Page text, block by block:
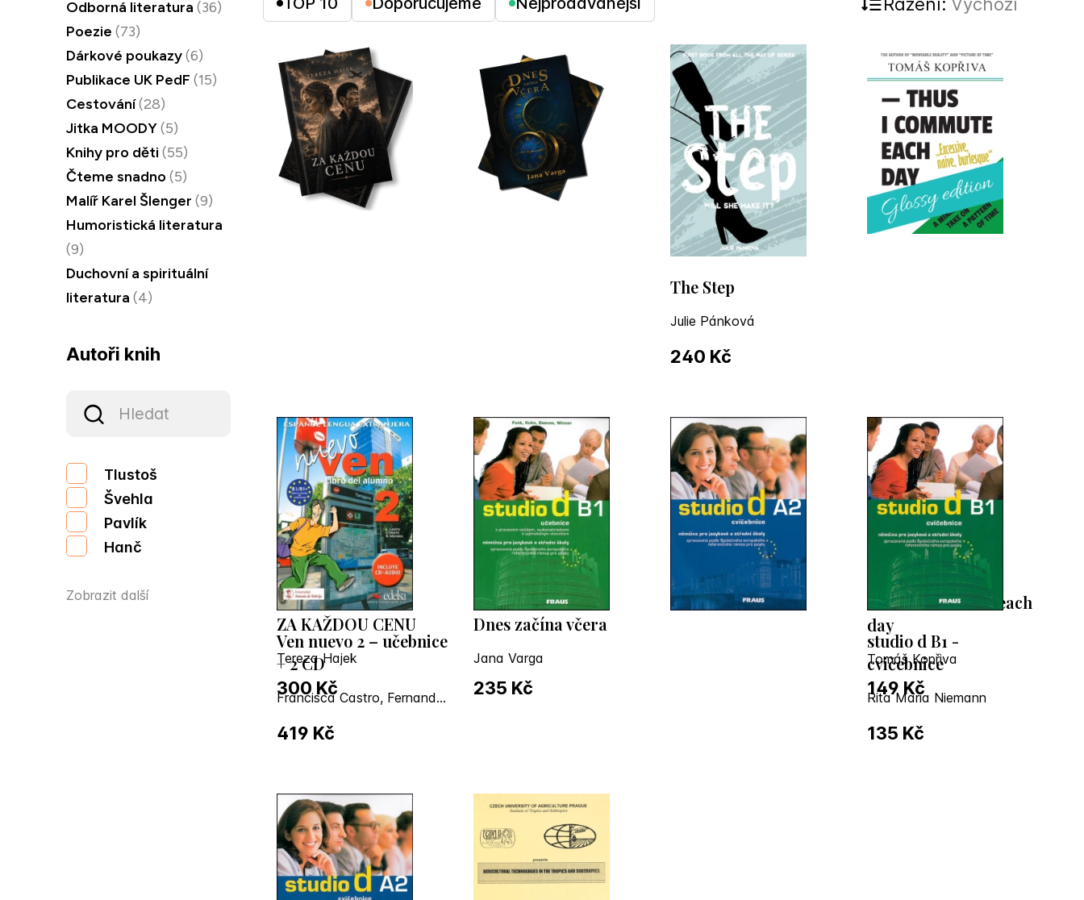
Odborná literatura (36)
Poezie (73)
Dárkové poukazy(6)
Publikace UK PedF (15)
Cestování(28)
Jitka MOODY(5)
Knihy pro děti (55)
Čteme snadno (5)
Malíř Karel Šlenger (9)
Humoristická literatura
(9)
Duchovní a spirituální
literatura (4)
Autoři knih
Tlustoš
Švehla
Pavlík
Hanč
Zobrazit další
ZA KAŽDOU CENU
Tereza Hajek
300 Kč
Dnes začína včera
Jana Varga
235 Kč
The Step
Julie Pánková
240 Kč
- thus I commute each
day
Tomáš Kopřiva
149 Kč
Ven nuevo 2 – učebnice
+ 2 CD
Francisca Castro, Fernando Marín, Reyes Morales
419 Kč
studio d B1 -
cvičebnice
Rita Maria Niemann
135 Kč